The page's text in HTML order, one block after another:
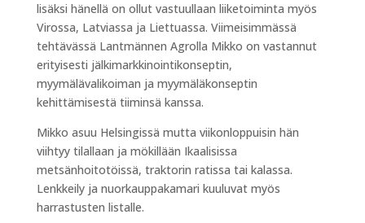
lisäksi hänellä on ollut vastuullaan liiketoiminta myös
Virossa, Latviassa ja Liettuassa. Viimeisimmässä
tehtävässä Lantmännen Agrolla Mikko on vastannut
erityisesti jälkimarkkinointikonseptin,
myymälävalikoiman ja myymäläkonseptin
kehittämisestä tiiminsä kanssa.
Mikko asuu Helsingissä mutta viikonloppuisin hän
viihtyy tilallaan ja mökillään Ikaalisissa
metsänhoitotöissä, traktorin ratissa tai kalassa.
Lenkkeily ja nuorkauppakamari kuuluvat myös
harrastusten listalle.